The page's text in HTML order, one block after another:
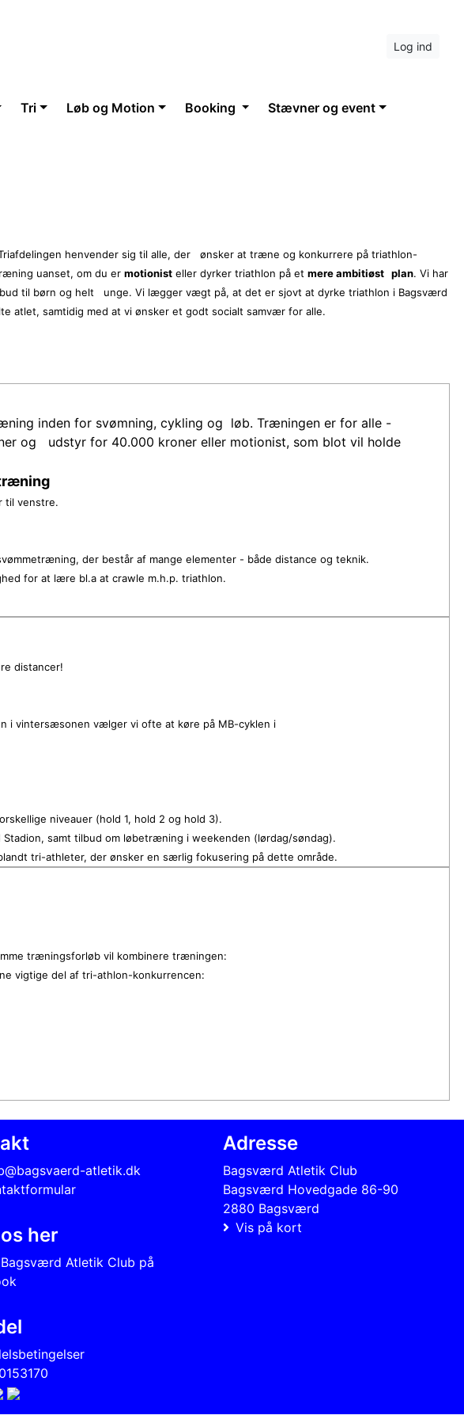
Log ind
Tri Løb og Motion Booking Stævner og event
henvender sig til alle, der ønsker at træne og konkurrere på triathlon-
uanset, om du er motionist eller dyrker triathlon på et mere ambitiøst plan. Vi har
til børn og helt unge. Vi lægger vægt på, at det er sjovt at dyrke triathlon i Bagsværd
atlet, samtidig med at vi ønsker et godt socialt samvær for alle.
inden for svømning, cykling og løb. Træningen er for alle -
og udstyr for 40.000 kroner eller motionist, som blot vil holde
til venstre.
der består af mange elementer - både distance og teknik.
for at lære bl.a at crawle m.h.p. triathlon.
distancer!
i vintersæsonen vælger vi ofte at køre på MB-cyklen i
niveauer (hold 1, hold 2 og hold 3).
samt tilbud om løbetræning i weekenden (lørdag/søndag).
tri-athleter, der ønsker en særlig fokusering på dette område.
træningsforløb vil kombinere træningen:
vigtige del af tri-athlon-konkurrencen:
atletik.dk
her
Adresse
Bagsværd Atletik Club
Bagsværd Hovedgade 86-90
2880 Bagsværd
Vis på kort